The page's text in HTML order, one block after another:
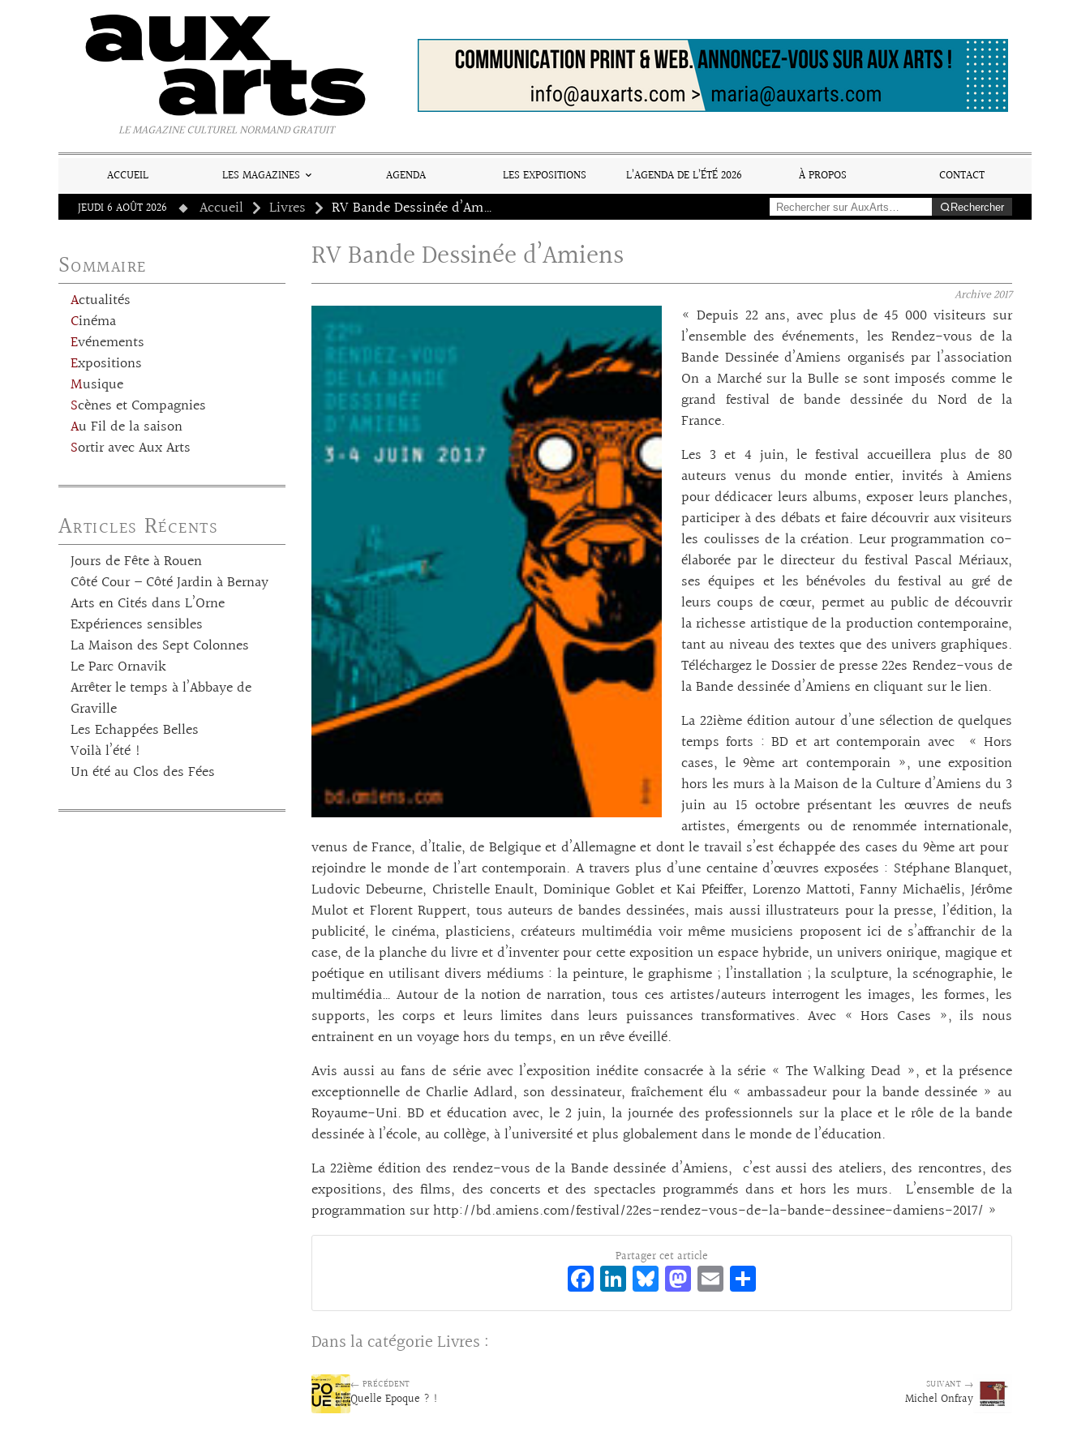
LE MAGAZINE CULTUREL NORMAND GRATUIT
ACCUEIL LES MAGAZINES AGENDA LES EXPOSITIONS L’AGENDA DE L’ÉTÉ 2026 À PROPOS
CONTACT
JEUDI 6 AOÛT 2026
Accueil Livres RV Bande Dessinée d’Amiens Rechercher
Sommaire
Actualités
Cinéma
Evénements
Expositions
Musique
Scènes et Compagnies
Au Fil de la saison
Sortir avec Aux Arts
Articles Récents
Jours de Fête à Rouen
Côté Cour – Côté Jardin à Bernay
Arts en Cités dans L’Orne
Expériences sensibles
La Maison des Sept Colonnes
Le Parc Ornavik
Arrêter le temps à l’Abbaye de
Graville
Les Echappées Belles
Voilà l’été !
Un été au Clos des Fées
RV Bande Dessinée d’Amiens
Archive2017
« Depuis 22 ans, avec plus de 45 000 visiteurs sur
l’ensemble des événements, les Rendez-vous de la
Bande Dessinée d’Amiens organisés par l’association
On a Marché sur la Bulle se sont imposés comme le
grand festival de bande dessinée du Nord de la
France.
Les 3 et 4 juin, le festival accueillera plus de 80
auteurs venus du monde entier, invités à Amiens
pour dédicacer leurs albums, exposer leurs planches,
participer à des débats et faire découvrir aux visiteurs
les coulisses de la création. Leur programmation co-
élaborée par le directeur du festival Pascal Mériaux,
ses équipes et les bénévoles du festival au gré de
leurs coups de cœur, permet au public de découvrir
la richesse artistique de la production contemporaine,
tant au niveau des textes que des univers graphiques.
Téléchargez le Dossier de presse 22es Rendez-vous de
la Bande dessinée d’Amiens en cliquant sur le lien.
La 22ième édition autour d’une sélection de quelques
temps forts : BD et art contemporain avec « Hors
cases, le 9ème art contemporain », une exposition
hors les murs à la Maison de la Culture d’Amiens du 3
juin au 15 octobre présentant les œuvres de neufs
artistes, émergents ou de renommée internationale,
venus de France, d’Italie, de Belgique et d’Allemagne et dont le travail s’est échappée des cases du 9ème art pour
rejoindre le monde de l’art contemporain. A travers plus d’une centaine d’œuvres exposées : Stéphane Blanquet,
Ludovic Debeurne, Christelle Enault, Dominique Goblet et Kai Pfeiffer, Lorenzo Mattoti, Fanny Michaëlis, Jérôme
Mulot et Florent Ruppert, tous auteurs de bandes dessinées, mais aussi illustrateurs pour la presse, l’édition, la
publicité, le cinéma, plasticiens, créateurs multimédia voir même musiciens proposent ici de s’affranchir de la
case, de la planche du livre et d’inventer pour cette exposition un espace hybride, un univers onirique, magique et
poétique en utilisant divers médiums : la peinture, le graphisme ; l’installation ; la sculpture, la scénographie, le
multimédia… Autour de la notion de narration, tous ces artistes/auteurs interrogent les images, les formes, les
supports, les corps et leurs limites dans leurs puissances transformatives. Avec « Hors Cases », ils nous
entrainent en un voyage hors du temps, en un rêve éveillé.
Avis aussi au fans de série avec l’exposition inédite consacrée à la série « The Walking Dead », et la présence
exceptionnelle de Charlie Adlard, son dessinateur, fraîchement élu « ambassadeur pour la bande dessinée » au
Royaume-Uni. BD et éducation avec, le 2 juin, la journée des professionnels sur la place et le rôle de la bande
dessinée à l’école, au collège, à l’université et plus globalement dans le monde de l’éducation.
La 22ième édition des rendez-vous de la Bande dessinée d’Amiens, c’est aussi des ateliers, des rencontres, des
expositions, des films, des concerts et des spectacles programmés dans et hors les murs. L’ensemble de la
programmation sur http://bd.amiens.com/festival/22es-rendez-vous-de-la-bande-dessinee-damiens-2017/ »
Partager cet article
Fa
ce
Li
n
Bl
ue
M
as
E
m rt
Dans la catégorieLivres :
← PRÉCÉDENT
Quelle Epoque ? !
SUIVANT →
Michel Onfray
Panneau de gestion des cookies